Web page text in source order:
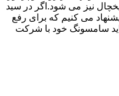
نیز می شود.اگر در سید
می کنیم که برای رفع
سامسونگ خود با شرکت